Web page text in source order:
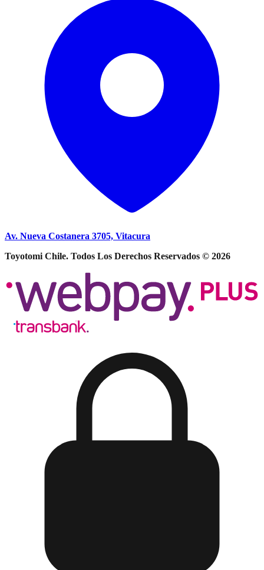
Av. Nueva Costanera 3705, Vitacura
Toyotomi Chile. Todos Los Derechos Reservados © 2026